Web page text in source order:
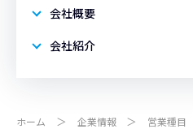
会社概要
会社紹介
ホーム 企業情報 営業種目